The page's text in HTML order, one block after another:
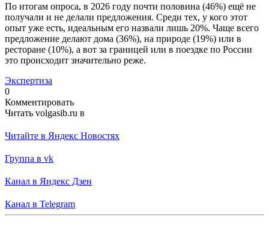
По итогам опроса, в 2026 году почти половина (46%) ещё не
получали и не делали предложения. Среди тех, у кого этот
опыт уже есть, идеальным его назвали лишь 20%. Чаще всего
предложение делают дома (36%), на природе (19%) или в
ресторане (10%), а вот за границей или в поездке по России
это происходит значительно реже.
Экспертиза
0
Комментировать
Читать volgasib.ru в
Читайте в Яндекс Новостях
Группа в vk
Канал в Яндекс Дзен
Канал в Telegram